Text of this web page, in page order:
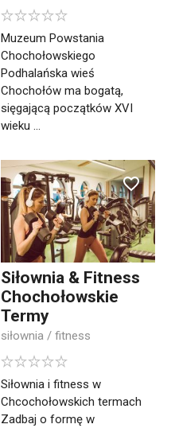
Muzeum Powstania
Chochołowskiego
Podhalańska wieś
Chochołów ma bogatą,
sięgającą początków XVI
wieku ...
Siłownia & Fitness
Chochołowskie
Termy
siłownia / fitness
Siłownia i fitness w
Chcochołowskich termach
Zadbaj o formę w